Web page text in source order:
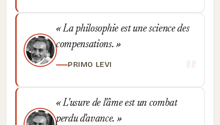
La philosophie est une science des
compensations.
PRIMO LEVI
L'usure de l'âme est un combat
perdu d'avance.